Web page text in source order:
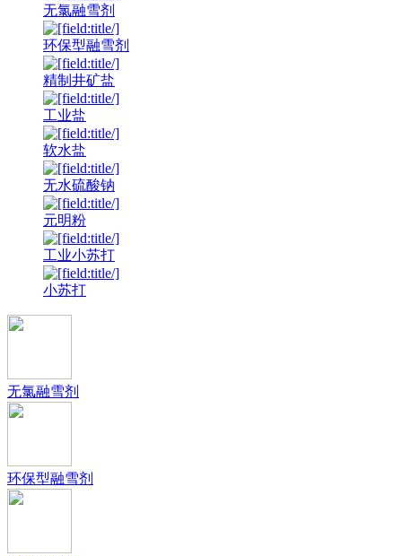
无氯融雪剂
环保型融雪剂
精制井矿盐
工业盐
软水盐
无水硫酸钠
元明粉
工业小苏打
小苏打
无氯融雪剂
环保型融雪剂